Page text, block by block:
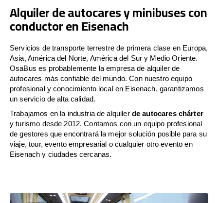
Alquiler de autocares y minibuses con
conductor en Eisenach
Servicios de transporte terrestre de primera clase en Europa,
Asia, América del Norte, América del Sur y Medio Oriente.
OsaBus es probablemente la empresa de alquiler de
autocares más confiable del mundo. Con nuestro equipo
profesional y conocimiento local en Eisenach, garantizamos
un servicio de alta calidad.
Trabajamos en la industria de alquiler de autocares chárter
y turismo desde 2012. Contamos con un equipo profesional
de gestores que encontrará la mejor solución posible para su
viaje, tour, evento empresarial o cualquier otro evento en
Eisenach y ciudades cercanas.